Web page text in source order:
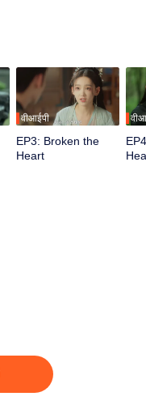
वीआईपी
EP3: Broken the
Heart